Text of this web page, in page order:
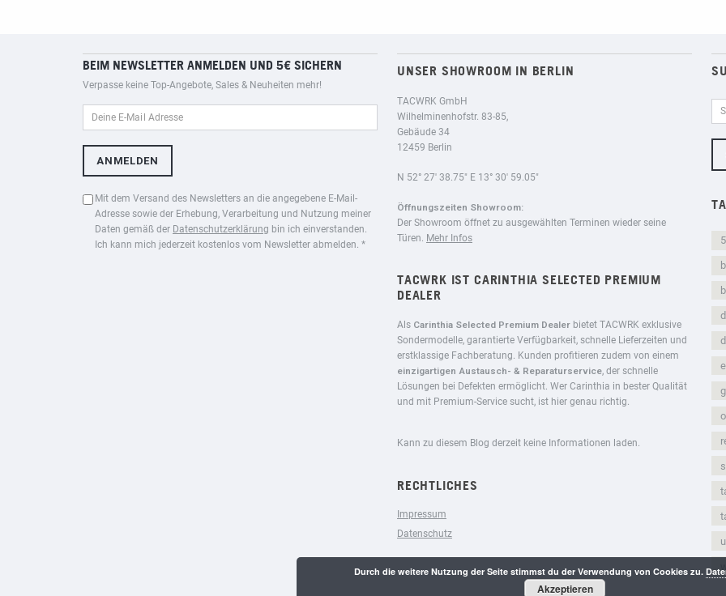
BEIM NEWSLETTER ANMELDEN UND 5€ SICHERN
Verpasse keine Top-Angebote, Sales & Neuheiten mehr!
Mit dem Versand des Newsletters an die angegebene E-Mail-
Adresse sowie der Erhebung, Verarbeitung und Nutzung meiner
Daten gemäß der Datenschutzerklärung bin ich einverstanden.
Ich kann mich jederzeit kostenlos vom Newsletter abmelden. *
UNSER SHOWROOM IN BERLIN
TACWRK GmbH
Wilhelminenhofstr. 83-85,
Gebäude 34
12459 Berlin
N 52° 27′ 38.75″ E 13° 30′ 59.05″
Öffnungszeiten Showroom:
Der Showroom öffnet zu ausgewählten Terminen wieder seine
Türen. Mehr Infos
TACWRK IST CARINTHIA SELECTED PREMIUM
DEALER
Als Carinthia Selected Premium Dealer bietet TACWRK exklusive
Sondermodelle, garantierte Verfügbarkeit, schnelle Lieferzeiten und
erstklassige Fachberatung. Kunden profitieren zudem von einem
einzigartigen Austausch- & Reparaturservice, der schnelle
Lösungen bei Defekten ermöglicht. Wer Carinthia in bester Qualität
und mit Premium-Service sucht, ist hier genau richtig.
Kann zu diesem Blog derzeit keine Informationen laden.
RECHTLICHES
Impressum
Datenschutz
Durch die weitere Nutzung der Seite stimmst du der Verwendung von Cookies zu.
Akzeptieren